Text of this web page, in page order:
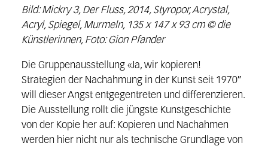
Bild: Mickry 3, Der Fluss, 2014, Styropor, Acrystal,
Acryl, Spiegel, Murmeln, 135 x 147 x 93 cm © die
Künstlerinnen, Foto: Gion Pfander
Die Gruppenausstellung «Ja, wir kopieren!
Strategien der Nachahmung in der Kunst seit 1970″
will dieser Angst entgegentreten und differenzieren.
Die Ausstellung rollt die jüngste Kunstgeschichte
von der Kopie her auf: Kopieren und Nachahmen
werden hier nicht nur als technische Grundlage von